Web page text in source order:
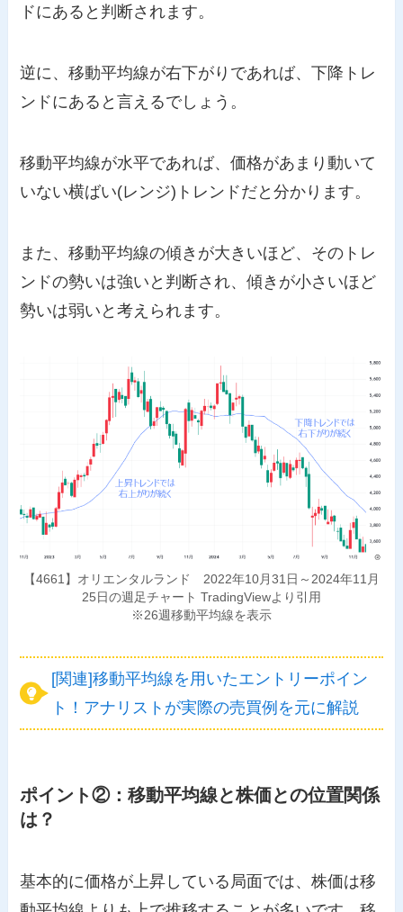
ドにあると判断されます。
逆に、移動平均線が右下がりであれば、下降トレ
ンドにあると言えるでしょう。
移動平均線が水平であれば、価格があまり動いて
いない横ばい(レンジ)トレンドだと分かります。
また、移動平均線の傾きが大きいほど、そのトレ
ンドの勢いは強いと判断され、傾きが小さいほど
勢いは弱いと考えられます。
【4661】オリエンタルランド 2022年10月31日～2024年11月
25日の週足チャート TradingViewより引用
※26週移動平均線を表示
[関連]移動平均線を用いたエントリーポイン
ト！アナリストが実際の売買例を元に解説
ポイント②：移動平均線と株価との位置関係
は？
基本的に価格が上昇している局面では、株価は移